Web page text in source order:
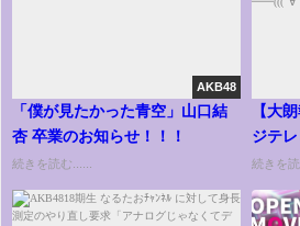
AKB48
「僕が見たかった青空」山口結
杏 卒業のお知らせ！！！
続きを読む......
【大
ジテ
キガ
∀ﾟ
続きを読